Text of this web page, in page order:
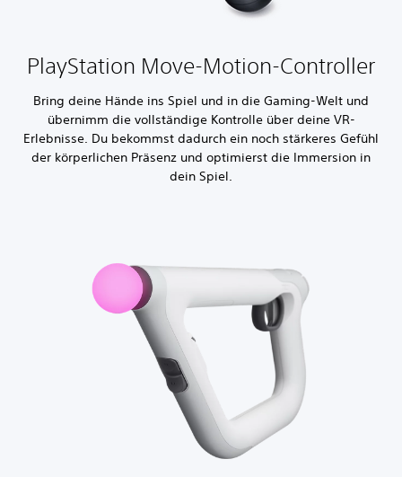
PlayStation Move-Motion-Controller
Bring deine Hände ins Spiel und in die Gaming-Welt und
übernimm die vollständige Kontrolle über deine VR-
Erlebnisse. Du bekommst dadurch ein noch stärkeres Gefühl
der körperlichen Präsenz und optimierst die Immersion in
dein Spiel.